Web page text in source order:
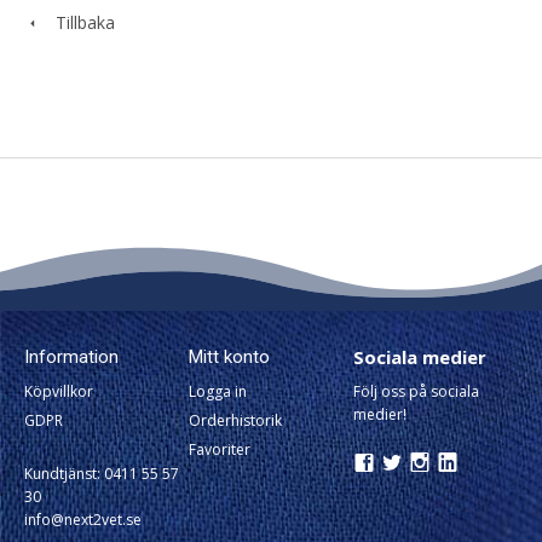
Tillbaka
Information
Köpvillkor
GDPR
Kundtjänst: 0411 55 57
30
info@next2vet.se
Mitt konto
Logga in
Orderhistorik
Favoriter
Sociala medier
Följ oss på sociala
medier!